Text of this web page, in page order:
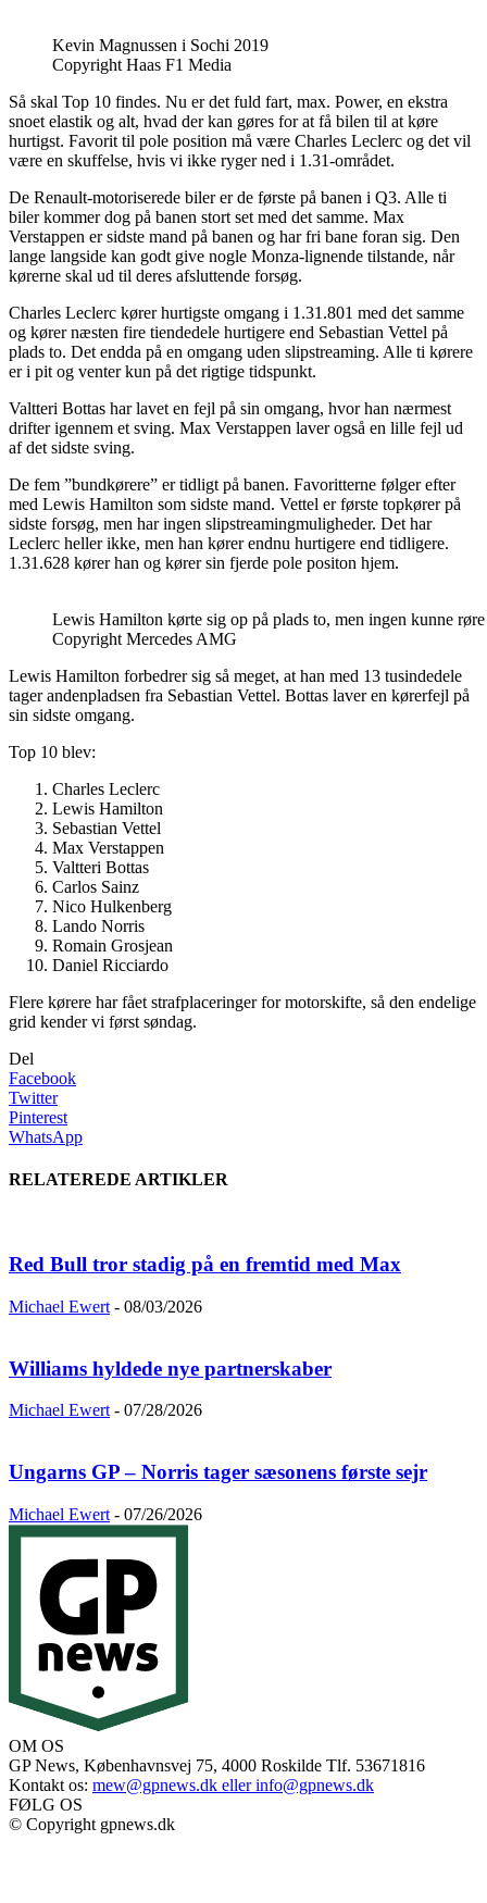
Kevin Magnussen i Sochi 2019
Copyright Haas F1 Media
Så skal Top 10 findes. Nu er det fuld fart, max. Power, en ekstra
snoet elastik og alt, hvad der kan gøres for at få bilen til at køre
hurtigst. Favorit til pole position må være Charles Leclerc og det vil
være en skuffelse, hvis vi ikke ryger ned i 1.31-området.
De Renault-motoriserede biler er de første på banen i Q3. Alle ti
biler kommer dog på banen stort set med det samme. Max
Verstappen er sidste mand på banen og har fri bane foran sig. Den
lange langside kan godt give nogle Monza-lignende tilstande, når
kørerne skal ud til deres afsluttende forsøg.
Charles Leclerc kører hurtigste omgang i 1.31.801 med det samme
og kører næsten fire tiendedele hurtigere end Sebastian Vettel på
plads to. Det endda på en omgang uden slipstreaming. Alle ti kørere
er i pit og venter kun på det rigtige tidspunkt.
Valtteri Bottas har lavet en fejl på sin omgang, hvor han nærmest
drifter igennem et sving. Max Verstappen laver også en lille fejl ud
af det sidste sving.
De fem ”bundkørere” er tidligt på banen. Favoritterne følger efter
med Lewis Hamilton som sidste mand. Vettel er første topkører på
sidste forsøg, men har ingen slipstreamingmuligheder. Det har
Leclerc heller ikke, men han kører endnu hurtigere end tidligere.
1.31.628 kører han og kører sin fjerde pole positon hjem.
Lewis Hamilton kørte sig op på plads to, men ingen kunne
Copyright Mercedes AMG
Lewis Hamilton forbedrer sig så meget, at han med 13 tusindedele
tager andenpladsen fra Sebastian Vettel. Bottas laver en kørerfejl på
sin sidste omgang.
Top 10 blev:
Charles Leclerc
Lewis Hamilton
Sebastian Vettel
Max Verstappen
Valtteri Bottas
Carlos Sainz
Nico Hulkenberg
Lando Norris
Romain Grosjean
Daniel Ricciardo
Flere kørere har fået strafplaceringer for motorskifte, så den endelige
grid kender vi først søndag.
Del
Facebook
Twitter
Pinterest
WhatsApp
RELATEREDE ARTIKLER
Red Bull tror stadig på en fremtid med Max
Michael Ewert - 08/03/2026
Williams hyldede nye partnerskaber
Michael Ewert - 07/28/2026
Ungarns GP – Norris tager sæsonens første sejr
Michael Ewert - 07/26/2026
OM OS
GP News, Københavnsvej 75, 4000 Roskilde Tlf. 53671816
Kontakt os: mew@gpnews.dk eller info@gpnews.dk
FØLG OS
© Copyright gpnews.dk